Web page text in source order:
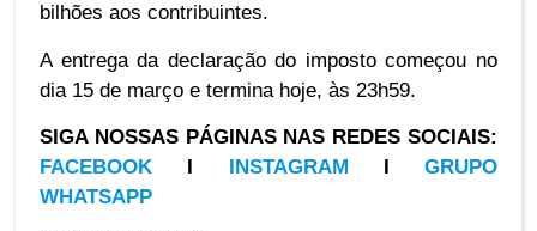
bilhões aos contribuintes.
A entrega da declaração do imposto começou no
dia 15 de março e termina hoje, às 23h59.
SIGA NOSSAS PÁGINAS NAS REDES SOCIAIS:
FACEBOOK I INSTAGRAM I GRUPO
WHATSAPP